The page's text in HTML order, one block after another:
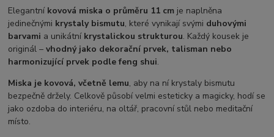
Elegantní kovová miska o průměru 11 cm je naplněna
jedinečnými krystaly bismutu, které vynikají svými duhovými
barvami a unikátní krystalickou strukturou. Každý kousek je
originál –vhodný jako dekorační prvek, talisman nebo
harmonizující prvek podle feng shui.
Miska je kovová, včetně lemu, aby na ní krystaly bismutu
bezpečně držely. Celkově působí velmi esteticky a magicky, hodí se
jako ozdoba do interiéru, na oltář, pracovní stůl nebo meditační
místo.